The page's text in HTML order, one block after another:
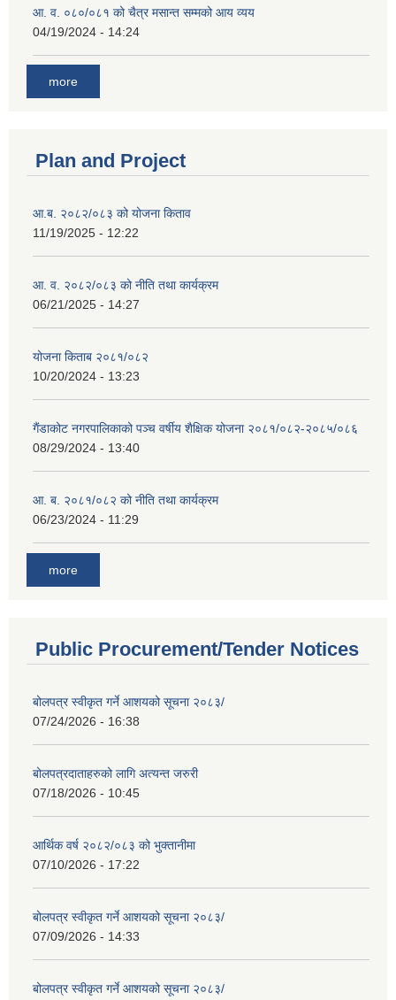
आ. व. ०८०/०८१ को चैत्र मसान्त सम्मको आय व्यय
04/19/2024 - 14:24
more
Plan and Project
आ.ब. २०८२/०८३ को योजना किताव
11/19/2025 - 12:22
आ. व. २०८२/०८३ को नीति तथा कार्यक्रम
06/21/2025 - 14:27
योजना किताब २०८१/०८२
10/20/2024 - 13:23
गैंडाकोट नगरपालिकाको पञ्च वर्षीय शैक्षिक योजना २०८१/०८२-२०८५/०८६
08/29/2024 - 13:40
आ. ब. २०८१/०८२ को नीति तथा कार्यक्रम
06/23/2024 - 11:29
more
Public Procurement/Tender Notices
बोलपत्र स्वीकृत गर्ने आशयको सूचना २०८३/
07/24/2026 - 16:38
बोलपत्रदाताहरुको लागि अत्यन्त जरुरी
07/18/2026 - 10:45
आर्थिक वर्ष २०८२/०८३ को भुक्तानीमा
07/10/2026 - 17:22
बोलपत्र स्वीकृत गर्ने आशयको सूचना २०८३/
07/09/2026 - 14:33
बोलपत्र स्वीकृत गर्ने आशयको सूचना २०८३/